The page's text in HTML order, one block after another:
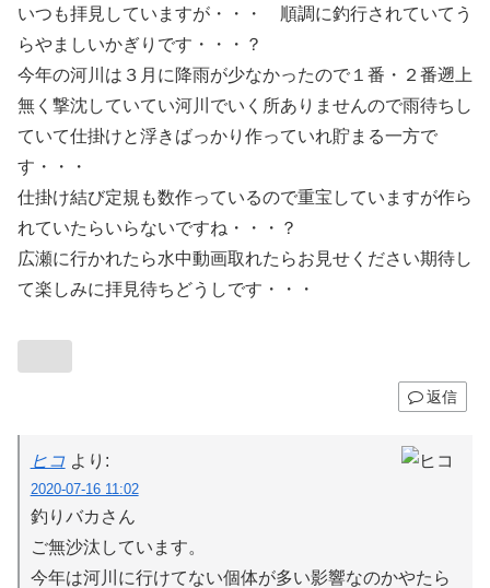
いつも拝見していますが・・・ 順調に釣行されていてう
らやましいかぎりです・・・？
今年の河川は３月に降雨が少なかったので１番・２番遡上
無く撃沈していてい河川でいく所ありませんので雨待ちし
ていて仕掛けと浮きばっかり作っていれ貯まる一方で
す・・・
仕掛け結び定規も数作っているので重宝していますが作ら
れていたらいらないですね・・・？
広瀬に行かれたら水中動画取れたらお見せください期待し
て楽しみに拝見待ちどうしです・・・
返信
ヒコ より:
2020-07-16 11:02
釣りバカさん
ご無沙汰しています。
今年は河川に行けてない個体が多い影響なのかやたら